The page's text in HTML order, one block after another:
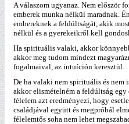
A válaszom ugyanaz. Nem először
emberek munka nélkül maradnak.
embereknek a feldúltságát, akik
nélkül és a gyerekeikről kell
Ha spirituális valaki, akkor
akkor meg tudom mindezt
fogalmaival, az intuíción keresztül.
De ha valaki nem spirituális és nem
akkor elismételném a feldúltság egy
félelem azt eredményezi, hogy
családjával együtt és megpróbál
félelemtős soha nem lehet